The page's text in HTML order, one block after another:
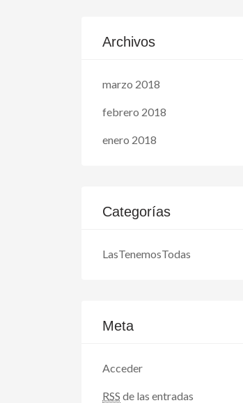
Archivos
marzo 2018
febrero 2018
enero 2018
Categorías
LasTenemosTodas
Meta
Acceder
RSS de las entradas